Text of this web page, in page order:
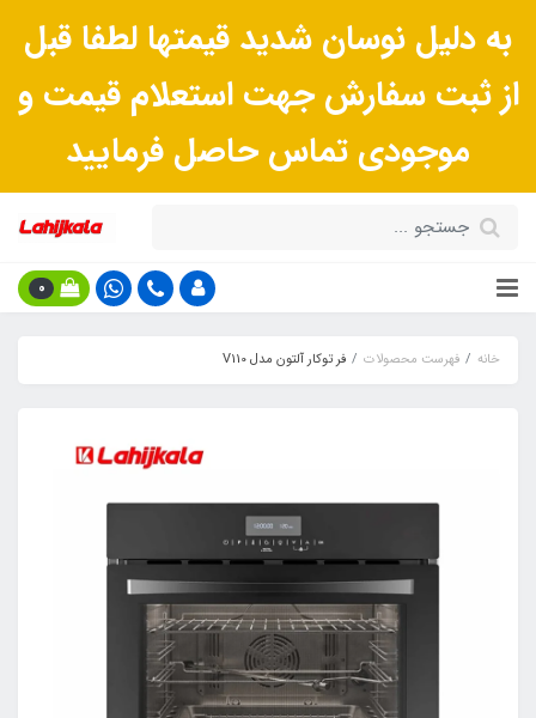
به دلیل نوسان شدید قیمتها لطفا قبل
از ثبت سفارش جهت استعلام قیمت و
موجودی تماس حاصل فرمایید
0
خانه فهرست محصولات فر توکار آلتون مدل V110